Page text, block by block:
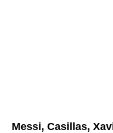
Messi, Casillas,